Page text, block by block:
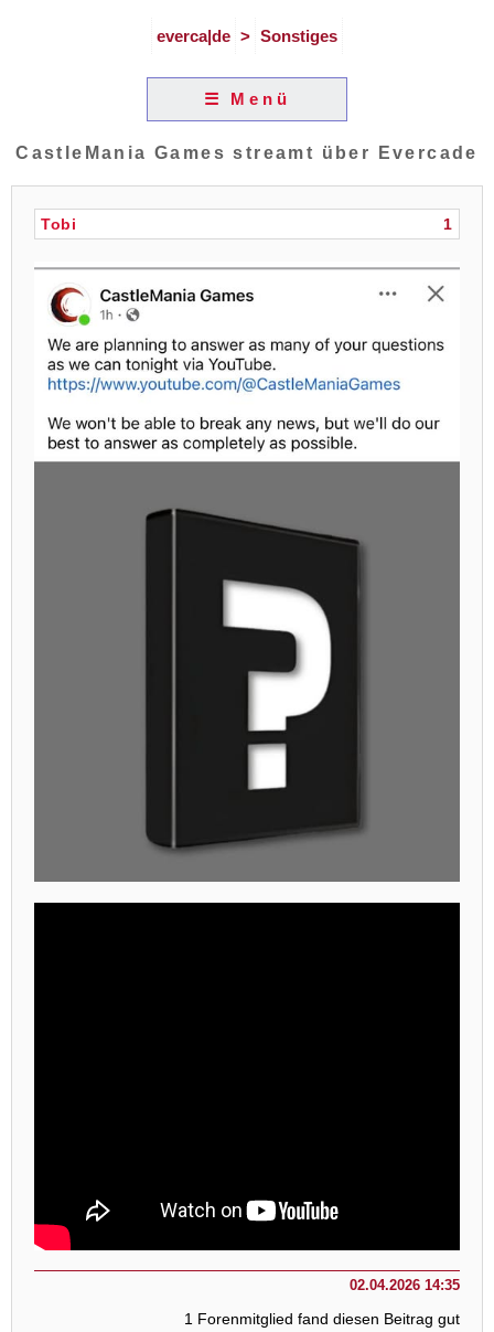
everca|de > Sonstiges
☰ Menü
CastleMania Games streamt über Evercade
1
Tobi
02.04.2026 14:35
1 Forenmitglied fand diesen Beitrag gut